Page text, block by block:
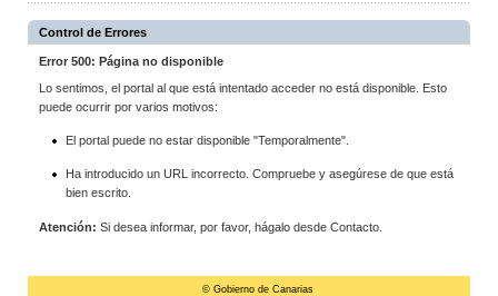
Control de Errores
Error 500: Página no disponible
Lo sentimos, el portal al que está intentado acceder no está disponible. Esto
puede ocurrir por varios motivos:
El portal puede no estar disponible "Temporalmente".
Ha introducido un URL incorrecto. Compruebe y asegúrese de que está
bien escrito.
Atención: Si desea informar, por favor, hágalo desde Contacto.
© Gobierno de Canarias